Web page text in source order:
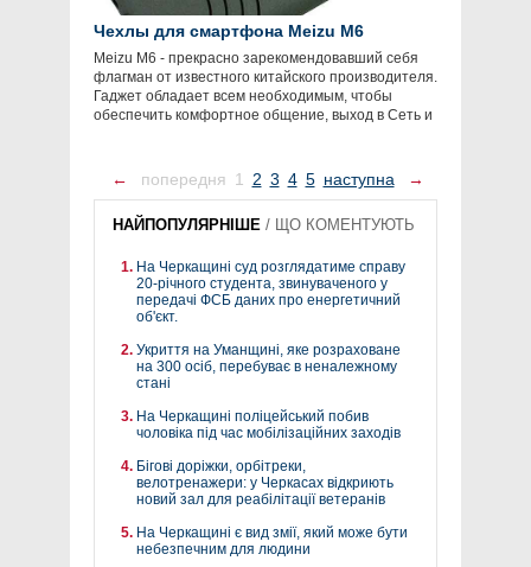
Чехлы для смартфона Meizu M6
Meizu M6 - прекрасно зарекомендовавший себя
флагман от известного китайского производителя.
Гаджет обладает всем необходимым, чтобы
обеспечить комфортное общение, выход в Сеть и
← попередня 1 2 3 4 5 наступна →
НАЙПОПУЛЯРНІШЕ / ЩО КОМЕНТУЮТЬ
На Черкащині суд розглядатиме справу
20-річного студента, звинуваченого у
передачі ФСБ даних про енергетичний
об'єкт.
Укриття на Уманщині, яке розраховане
на 300 осіб, перебуває в неналежному
стані
На Черкащині поліцейський побив
чоловіка під час мобілізаційних заходів
Бігові доріжки, орбітреки,
велотренажери: у Черкасах відкриють
новий зал для реабілітації ветеранів
На Черкащині є вид змії, який може бути
небезпечним для людини